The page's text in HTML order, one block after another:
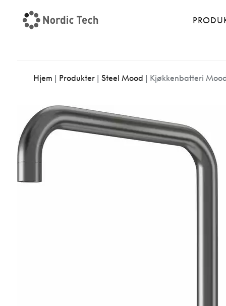
Hjem | Produkter| Steel Mood | Kjøkkenbatteri